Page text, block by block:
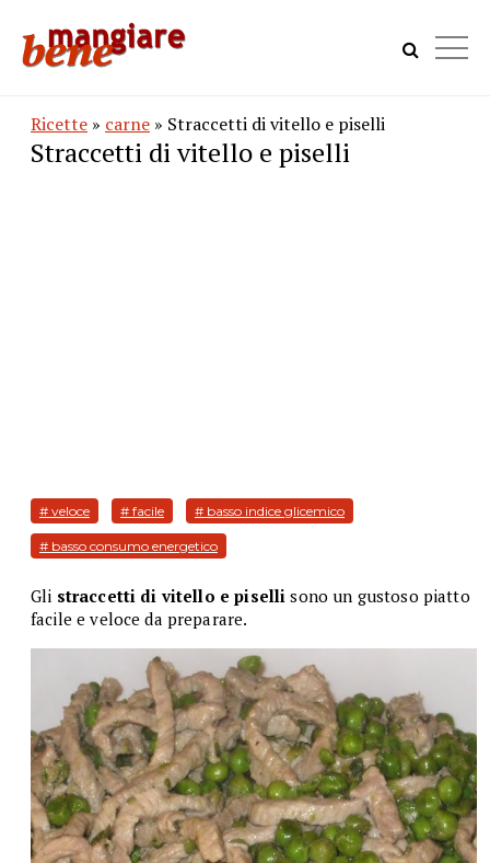
Ricette » carne » Straccetti di vitello e piselli
Straccetti di vitello e piselli
# veloce # facile # basso indice glicemico
# basso consumo energetico
Gli straccetti di vitello e pisellisono un gustoso piatto
facile e veloce da preparare.